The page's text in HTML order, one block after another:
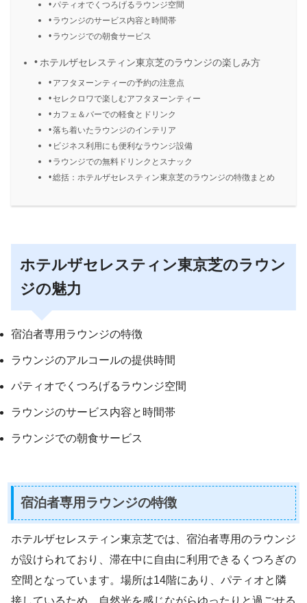
パティオでくつろげるラウンジ空間
ラウンジのサービス内容と時間帯
ラウンジでの朝食サービス
ホテルザセレスティン東京芝のラウンジの楽しみ方
アフタヌーンティーの予約の注意点
セレクロワで楽しむアフタヌーンティー
カフェ＆バーでの軽食とドリンク
落ち着いたラウンジのインテリア
ビジネス利用にも便利なラウンジ設備
ラウンジでの無料ドリンクとスナック
総括：ホテルザセレスティン東京芝のラウンジの特徴まとめ
ホテルザセレスティン東京芝のラウン
ジの魅力
宿泊者専用ラウンジの特徴
ラウンジのアルコールの提供時間
パティオでくつろげるラウンジ空間
ラウンジのサービス内容と時間帯
ラウンジでの朝食サービス
宿泊者専用ラウンジの特徴
ホテルザセレスティン東京芝では、宿泊者専用のラウンジ
が設けられており、滞在中に自由に利用できるくつろぎの
空間となっています。場所は14階にあり、パティオと隣